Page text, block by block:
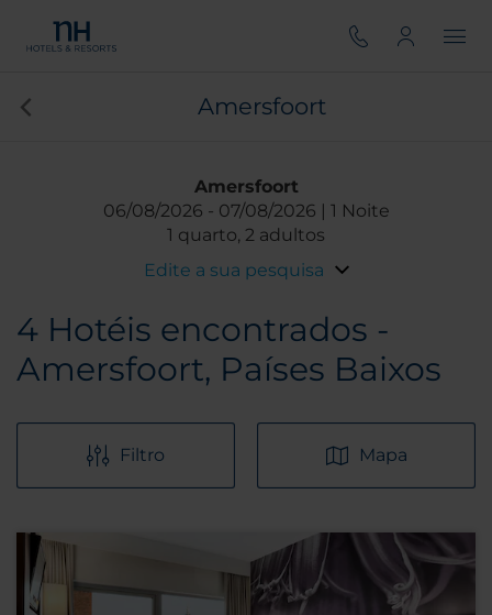
Amersfoort
Amersfoort
06/08/2026
07/08/2026
1 Noite
1 quarto, 2 adultos
Edite a sua pesquisa
4 Hotéis encontrados -
Amersfoort, Países Baixos
Filtro Mapa